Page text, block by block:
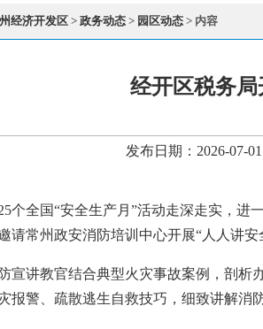
经济开发区 > 政务动态 > 园区动态 > 内容
经开区税务
发布日期：2026-07-
个全国“安全生产月”活动走深走实，
请常州政安消防培训中心开展“人人讲
宣讲教官结合典型火灾事故案例，剖析
报警、疏散逃生自救技巧，细致讲解